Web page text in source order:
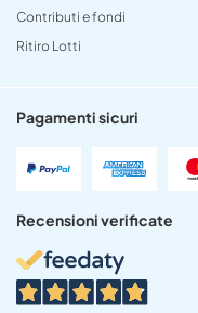
Contributi e fondi
Ritiro Lotti
Pagamenti sicuri
Recensioni verificate